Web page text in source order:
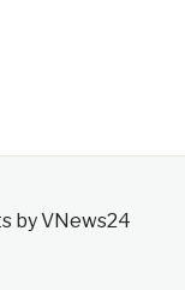
by VNews24